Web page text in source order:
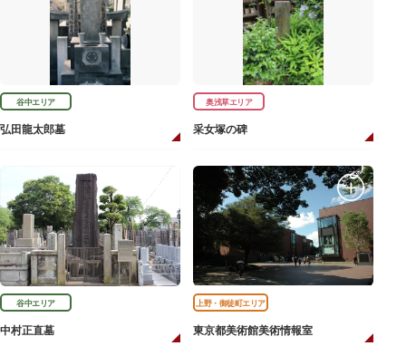
谷中エリア
弘田龍太郎墓
奥浅草エリア
采女塚の碑
谷中エリア
中村正直墓
上野・御徒町エリア
東京都美術館美術情報室